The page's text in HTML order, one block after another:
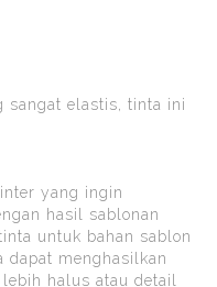
sangat elastis, tinta ini
yang ingin
hasil sablonan
untuk bahan sablon
dapat menghasilkan
halus atau detail